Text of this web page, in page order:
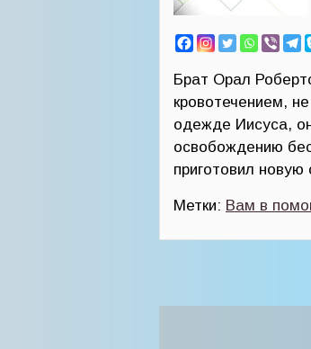
Брат Орал
кровотечением,
одежде Иисуса,
освобождению
приготовил
Метки: Вам в